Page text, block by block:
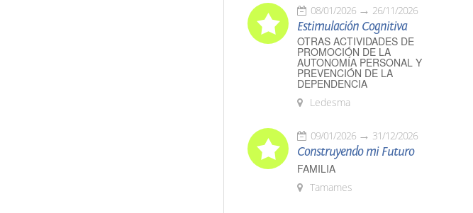
08/01/2026 26/11/2026
Estimulación Cognitiva
OTRAS ACTIVIDADES DE
PROMOCIÓN DE LA
AUTONOMÍA PERSONAL Y
PREVENCIÓN DE LA
DEPENDENCIA
Ledesma
09/01/2026 31/12/2026
Construyendo mi Futuro
FAMILIA
Tamames